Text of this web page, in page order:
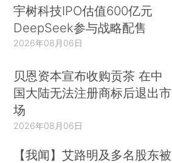
宇树科技IPO估值600亿元
DeepSeek参与战略配售
2026年08月06日
贝恩资本宣布收购贡茶 在中
国大陆无法注册商标后退出市
场
2026年08月06日
【我闻】艾路明及多名股东被